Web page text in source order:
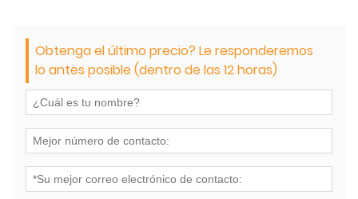
Obtenga el último precio? Le responderemos
lo antes posible (dentro de las 12 horas)